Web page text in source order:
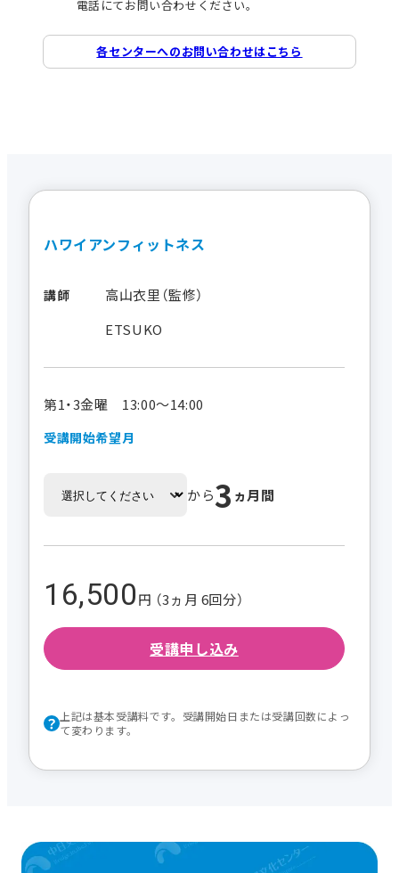
電話にてお問い合わせください。
各センターへのお問い合わせはこちら
ハワイアンフィットネス
講師
高山衣里（監修）
ETSUKO
第1・3金曜 13:00～14:00
受講開始希望月
から3 ヵ月間
16,500円 （3ヵ月 6回分）
受講申し込み
上記は基本受講料です。受講開始日または受講回数によっ
て変わります。